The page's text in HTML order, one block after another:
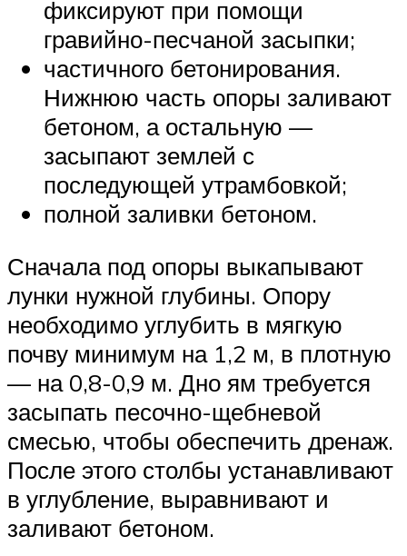
фиксируют при помощи
гравийно-песчаной засыпки;
частичного бетонирования.
Нижнюю часть опоры заливают
бетоном, а остальную —
засыпают землей с
последующей утрамбовкой;
полной заливки бетоном.
Сначала под опоры выкапывают
лунки нужной глубины. Опору
необходимо углубить в мягкую
почву минимум на 1,2 м, в плотную
— на 0,8-0,9 м. Дно ям требуется
засыпать песочно-щебневой
смесью, чтобы обеспечить дренаж.
После этого столбы устанавливают
в углубление, выравнивают и
заливают бетоном.